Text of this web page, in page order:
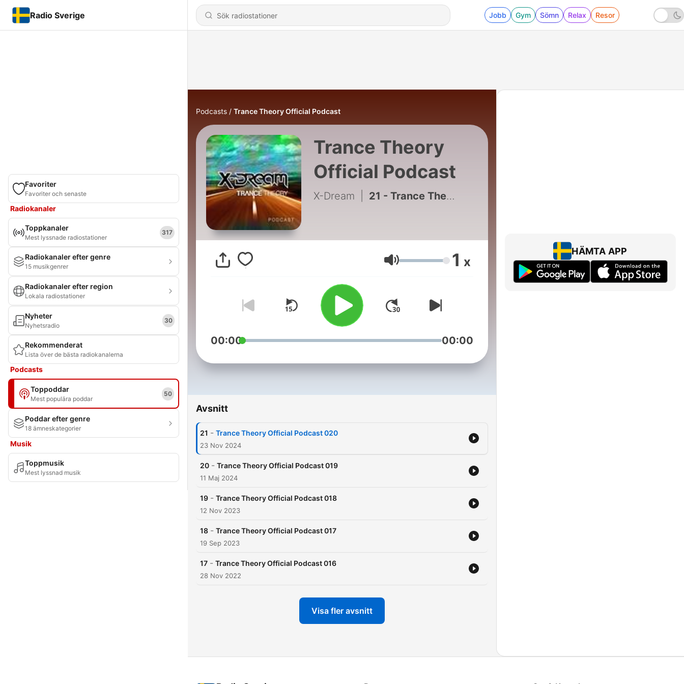
Radio Sverige Jobb Gym Sömn Relax Resor
Favoriter
Favoriter och senaste
Radiokanaler
Toppkanaler
Mest lyssnade radiostationer
317
Radiokanaler efter genre
15 musikgenrer
Radiokanaler efter region
Lokala radiostationer
Nyheter
Nyhetsradio
30
Rekommenderat
Lista över de bästa radiokanalerna
Podcasts
Toppoddar
Mest populära poddar
50
Poddar efter genre
18 ämneskategorier
Musik
Toppmusik
Mest lyssnad musik
Podcasts Trance Theory Official Podcast
Trance Theory
Official Podcast
X-Dream 21 - Trance Theory Official Podcast 020
Volym 1 x
00:00 00:00
Avsnitt
21 - Trance Theory Official Podcast 020
23 Nov 2024
20 - Trance Theory Official Podcast 019
11 Maj 2024
19 - Trance Theory Official Podcast 018
12 Nov 2023
18 - Trance Theory Official Podcast 017
19 Sep 2023
17 - Trance Theory Official Podcast 016
28 Nov 2022
Visa fler avsnitt
HÄMTA APP